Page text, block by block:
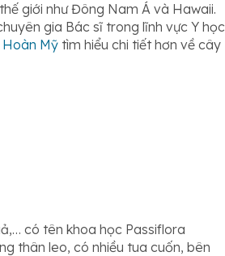
giới như Đông Nam Á và Hawaii.
gia Bác sĩ trong lĩnh vực Y học
Hoàn Mỹ tìm hiểu chi tiết hơn về cây
có tên khoa học Passiflora
thân leo, có nhiều tua cuốn, bên